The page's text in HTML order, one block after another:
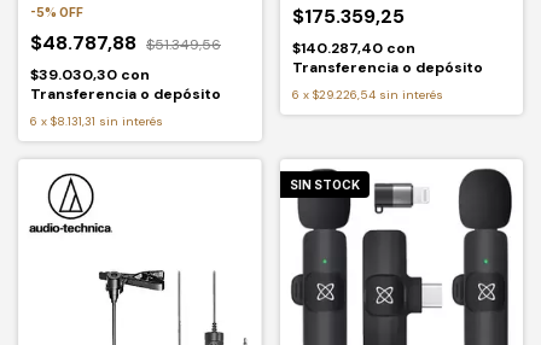
-5% OFF
$48.787,88 $51.349,56
$39.030,30 con
Transferencia o depósito
6 x $8.131,31 sin interés
$175.359,25
$140.287,40 con
Transferencia o depósito
6 x $29.226,54 sin interés
SIN STOCK